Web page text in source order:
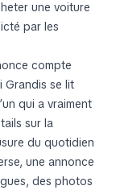
une voiture
par les
compte
Grandis se lit
qui a vraiment
sur la
du quotidien
une annonce
des photos